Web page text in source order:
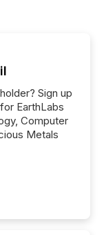
Sign up
EarthLabs
Computer
Metals